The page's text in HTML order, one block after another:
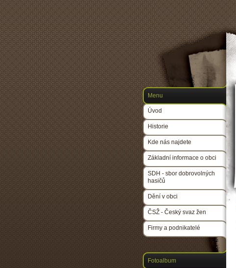
Menu
Úvod
Historie
Kde nás najdete
Základní informace o obci
SDH - sbor dobrovolných
hasičů
Dění v obci
ČSŽ - Český svaz žen
Firmy a podnikatelé
Fotoalbum